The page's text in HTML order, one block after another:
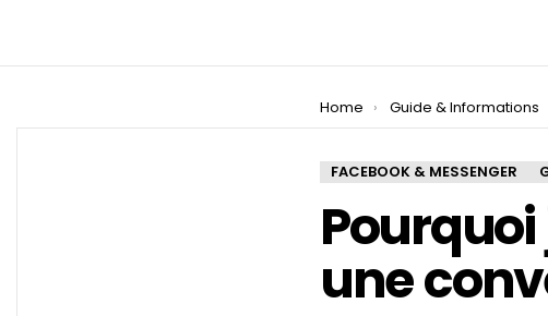
You are here:
Home Guide & Informations
FACEBOOK & MESSENGER
une